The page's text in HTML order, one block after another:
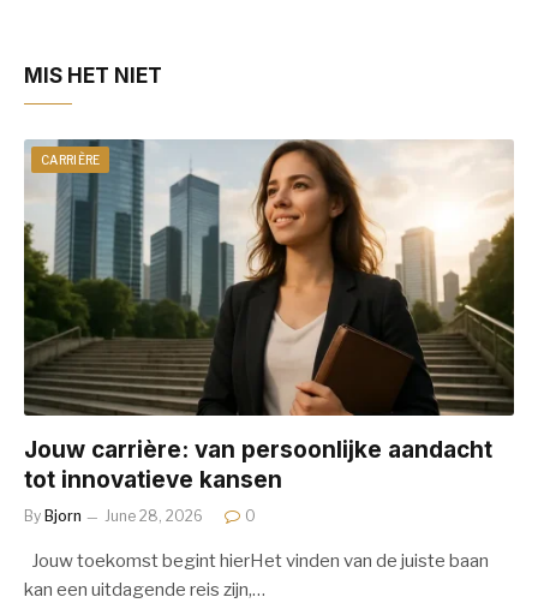
MIS HET NIET
CARRIÈRE
Jouw carrière: van persoonlijke aandacht
tot innovatieve kansen
By Bjorn June 28, 2026 0
Jouw toekomst begint hierHet vinden van de juiste baan
kan een uitdagende reis zijn,…